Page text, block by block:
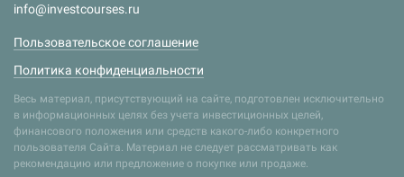
info@investcourses.ru
Пользовательское соглашение
Политика конфиденциальности
Весь материал, присутствующий на сайте, подготовлен исключительно
в информационных целях без учета инвестиционных целей,
финансового положения или средств какого-либо конкретного
пользователя Сайта. Материал не следует рассматривать как
рекомендацию или предложение о покупке или продаже.